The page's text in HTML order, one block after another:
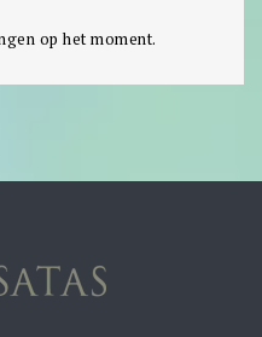
op het moment.